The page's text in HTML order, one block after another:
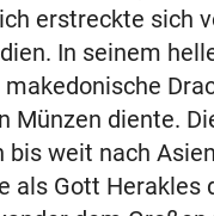
erstreckte sich
In seinem
Münzen diente.
weit nach
als Gott Herakles